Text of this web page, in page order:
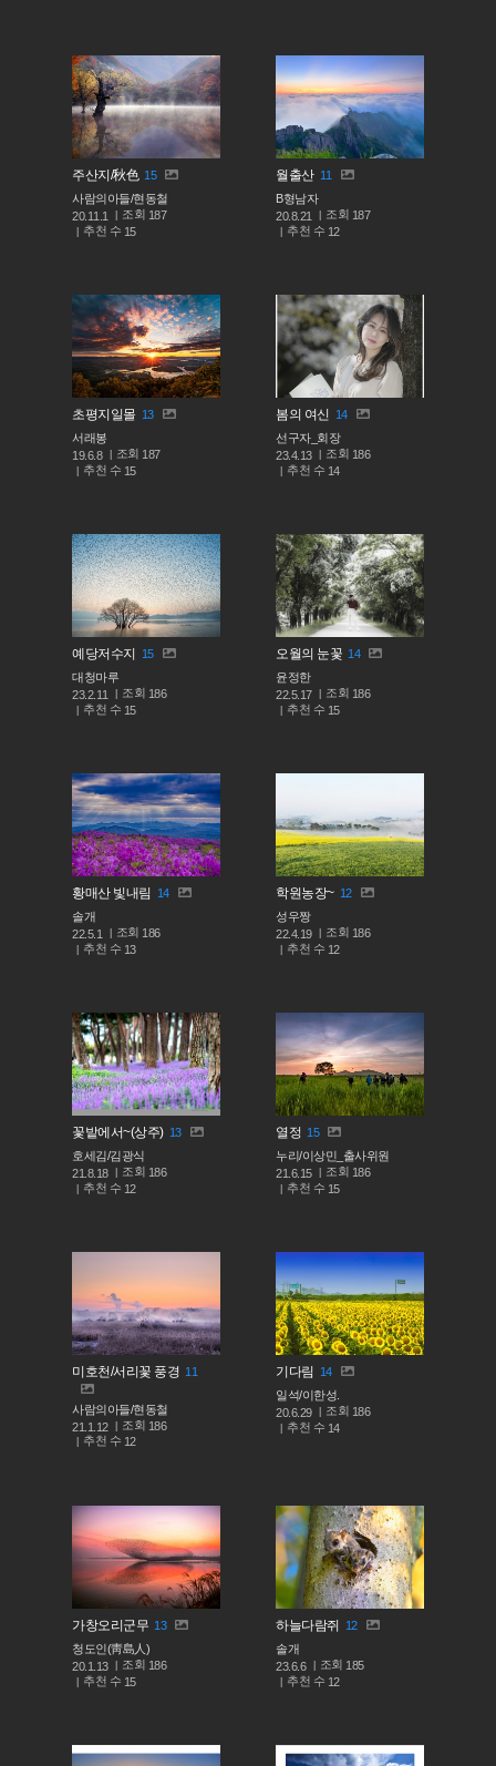
주산지/秋色 15
사람의아들/현동철
20.11.1
조회 187
추천 수 15
월출산 11
B형남자
20.8.21
조회 187
추천 수 12
초평지일몰 13
서래봉
19.6.8
조회 187
추천 수 15
봄의 여신 14
선구자_회장
23.4.13
조회 186
추천 수 14
예당저수지
15
대청마루
23.2.11
조회 186
추천 수 15
오월의 눈꽃 14
윤정한
22.5.17
조회 186
추천 수 15
황매산 빛내림
14
솔개
22.5.1
조회 186
추천 수 13
학원농장~ 12
성우짱
22.4.19
조회 186
추천 수 12
꽃밭에서~(상주) 13
호세김/김광식
21.8.18
조회 186
추천 수 12
열정 15
누리/이상민_출사위원
21.6.15
조회 186
추천 수 15
미호천/서리꽃 풍경 11
사람의아들/현동철
21.1.12
조회 186
추천 수 12
기다림
14
일석/이한성.
20.6.29
조회 186
추천 수 14
가창오리군무 13
청도인(靑島人)
20.1.13
조회 186
추천 수 15
하늘다람쥐
12
솔개
23.6.6
조회 185
추천 수 12